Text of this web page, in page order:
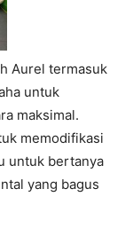
Aurel termasuk
untuk
maksimal.
memodifikasi
untuk bertanya
yang bagus